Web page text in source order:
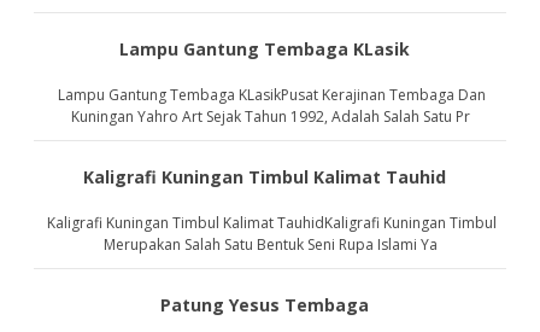
Lampu Gantung Tembaga KLasik
Lampu Gantung Tembaga KLasikPusat Kerajinan Tembaga Dan
Kuningan Yahro Art Sejak Tahun 1992, Adalah Salah Satu Pr
Kaligrafi Kuningan Timbul Kalimat Tauhid
Kaligrafi Kuningan Timbul Kalimat TauhidKaligrafi Kuningan Timbul
Merupakan Salah Satu Bentuk Seni Rupa Islami Ya
Patung Yesus Tembaga